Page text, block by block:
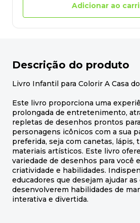
Adicionar ao
Descrição do produto
Livro Infantil para Colorir A Casa
Este livro proporciona uma
prolongada de entretenimento,
repletas de desenhos prontos
personagens icônicos com a sua
preferida, seja com canetas, lápis,
materiais artísticos. Este livro
variedade de desenhos para você
criatividade e habilidades.
educadores que desejam ajudar as
desenvolverem habilidades de
interativa e divertida.